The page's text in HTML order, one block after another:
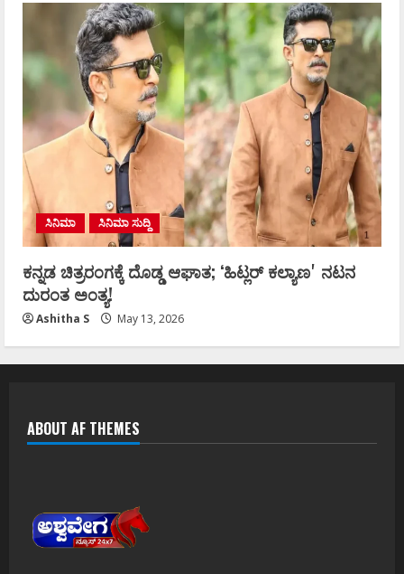
ಸಿನಿಮಾ ಸಿನಿಮಾ ಸುದ್ದಿ
ಕನ್ನಡ ಚಿತ್ರರಂಗಕ್ಕೆ ದೊಡ್ಡ ಆಘಾತ; ʻಹಿಟ್ಲರ್ ಕಲ್ಯಾಣʼ ನಟನ
ದುರಂತ ಅಂತ್ಯ!
Ashitha S May 13, 2026
ABOUT AF THEMES